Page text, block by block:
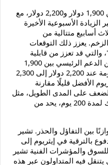
أما إيثريوم (ETH)، فيتداول حاليًا بين 1,900 دولار و2,200 دولار، مع
دولار. تشير الزيادة الأسبوعية الأخيرة
ثلاث أسابيع متتالية من
يعزز ذلك التوقعات
والتي قد تعزز من قابلية
التوسع والوظائف في الشبكة. يكمن الدعم الرئيسي بين 1,900
دولار و2,000 دولار، بينما توجد مقاومة عند 2,200 دولار إلى 2,300
الأفضل قليلًا مقارنة
الضعف على المدى الطويل، مثل
الاتجاه الهبوطي للمتوسط المتحرك لمدة 200 يوم، يحد من
بين التفاؤل والحذر. تشير
بالترقية في إيثريوم إلى
والمؤشرات الفنية تشير
فيه المتداولون عبر هذه